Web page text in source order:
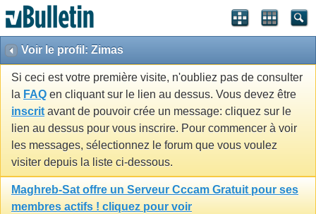
Voir le profil: Zimas
Si ceci est votre première visite, n'oubliez pas de consulter
la FAQ en cliquant sur le lien au dessus. Vous devez être
inscrit avant de pouvoir crée un message: cliquez sur le
lien au dessus pour vous inscrire. Pour commencer à voir
les messages, sélectionnez le forum que vous voulez
visiter depuis la liste ci-dessous.
Maghreb-Sat offre un Serveur Cccam Gratuit pour ses
membres actifs ! cliquez pour voir